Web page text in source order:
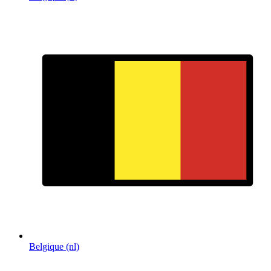
Belgique (nl)